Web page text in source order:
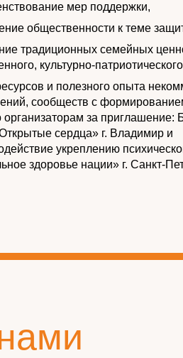
мер поддержки,
общественности к теме
традиционных семейных
культурно-
и полезного опыта
сообществ с
за приглашение:
сердца» г. Владимир и
укреплению
здоровье нации» г. Санкт-